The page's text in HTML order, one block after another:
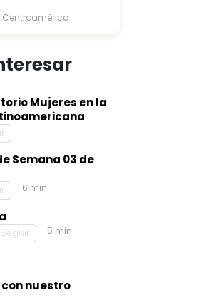
Centroamérica
Mujeres en la
Semana 03 de
6 min
Seguir 5 min
nuestro